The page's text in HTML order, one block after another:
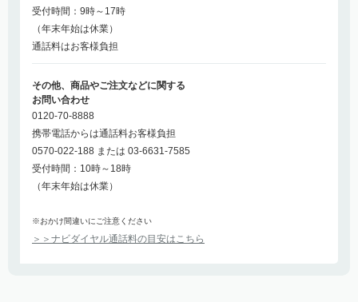
受付時間：9時～17時
（年末年始は休業）
通話料はお客様負担
その他、商品やご注文などに関する
お問い合わせ
0120-70-8888
携帯電話からは通話料お客様負担
0570-022-188 または 03-6631-7585
受付時間：10時～18時
（年末年始は休業）
※おかけ間違いにご注意ください
＞＞ナビダイヤル通話料の目安はこちら